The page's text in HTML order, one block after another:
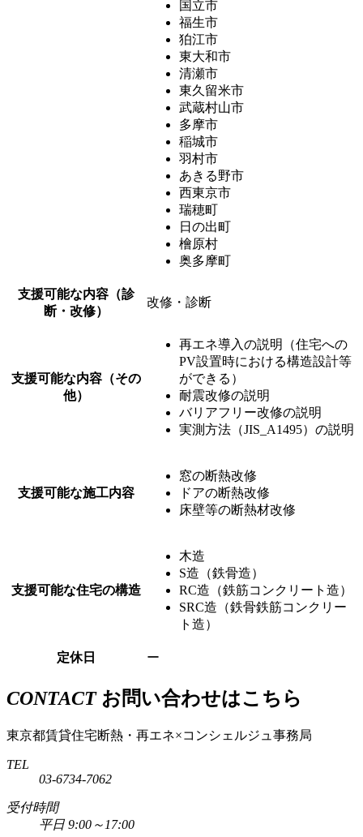
国立市
福生市
狛江市
東大和市
清瀬市
東久留米市
武蔵村山市
多摩市
稲城市
羽村市
あきる野市
西東京市
瑞穂町
日の出町
檜原村
奥多摩町
支援可能な内容（診
断・改修）
改修・診断
支援可能な内容（その
他）
再エネ導入の説明（住宅への
PV設置時における構造設計等
ができる）
耐震改修の説明
バリアフリー改修の説明
実測方法（JIS_A1495）の説明
支援可能な施工内容
窓の断熱改修
ドアの断熱改修
床壁等の断熱材改修
支援可能な住宅の構造
木造
S造（鉄骨造）
RC造（鉄筋コンクリート造）
SRC造（鉄骨鉄筋コンクリー
ト造）
定休日 ー
CONTACT お問い合わせはこちら
東京都賃貸住宅断熱・再エネ×コンシェルジュ事務局
TEL
03-6734-7062
受付時間
平日 9:00～17:00